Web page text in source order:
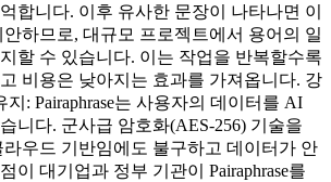
합니다. 이후 유사한 문장이 나타나면 이
하므로, 대규모 프로젝트에서 용어의 일
할 수 있습니다. 이는 작업을 반복할수록
비용은 낮아지는 효과를 가져옵니다. 강
: Pairaphrase는 사용자의 데이터를 AI
니다. 군사급 암호화(AES-256) 기술을
우드 기반임에도 불구하고 데이터가 안
이 대기업과 정부 기관이 Pairaphrase를